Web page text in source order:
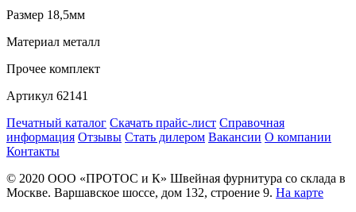
Размер 18,5мм
Материал металл
Прочее комплект
Артикул 62141
Печатный каталог Скачать прайс-лист Справочная
информация Отзывы Стать дилером Вакансии О компании
Контакты
© 2020 ООО «ПРОТОС и К» Швейная фурнитура со склада в
Москве. Варшавское шоссе, дом 132, строение 9. На карте